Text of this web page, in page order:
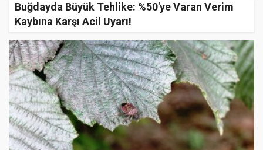
Buğdayda Büyük Tehlike: %50'ye Varan Verim
Kaybına Karşı Acil Uyarı!